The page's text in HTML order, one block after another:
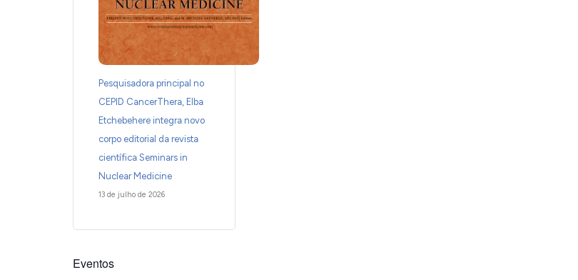
Pesquisadora principal no
CEPID CancerThera, Elba
Etchebehere integra novo
corpo editorial da revista
científica Seminars in
Nuclear Medicine
13 de julho de 2026
Eventos